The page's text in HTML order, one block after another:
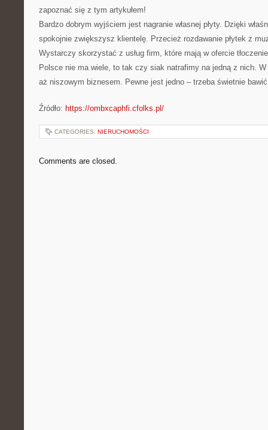
zapoznać się z tym artykułem!
Bardzo dobrym wyjściem jest nagranie własnej płyty. Dzięki
spokojnie zwiększysz klientelę. Przecież rozdawanie płytek z
Wystarczy skorzystać z usług firm, które mają w ofercie
Polsce nie ma wiele, to tak czy siak natrafimy na jedną z nich. W
aż niszowym biznesem. Pewne jest jedno – trzeba świetnie
Źródło: https://ombxcaphfi.cfolks.pl/
CATEGORIES: NIERUCHOMOŚCI
Comments are closed.